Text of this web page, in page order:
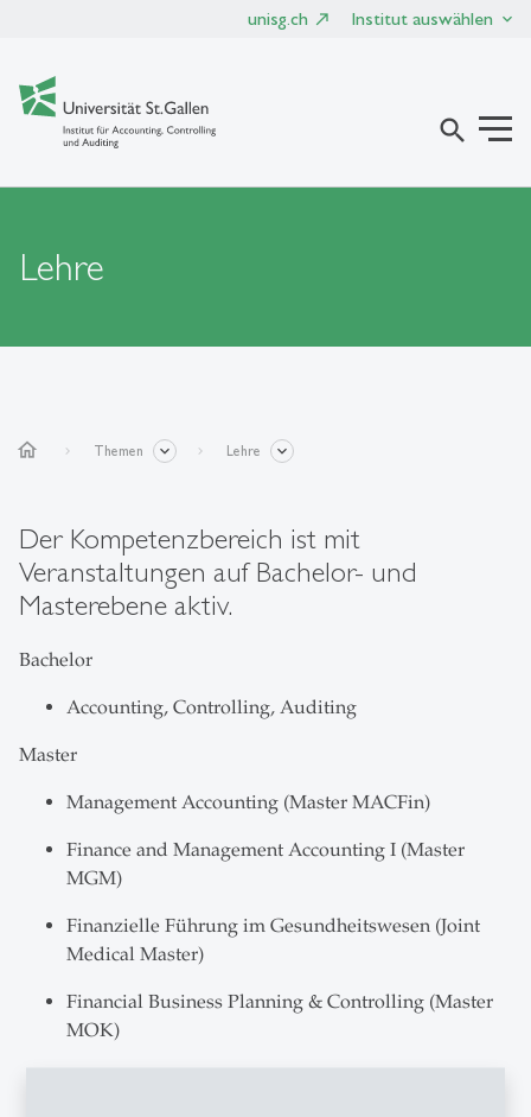
unisg.ch Institut auswählen
search
Lehre
home Themen Lehre
Der Kompetenzbereich ist mit
Veranstaltungen auf Bachelor- und
Masterebene aktiv.
Bachelor
Accounting, Controlling, Auditing
Master
Management Accounting (Master MACFin)
Finance and Management Accounting I (Master
MGM)
Finanzielle Führung im Gesundheitswesen (Joint
Medical Master)
Financial Business Planning & Controlling (Master
MOK)